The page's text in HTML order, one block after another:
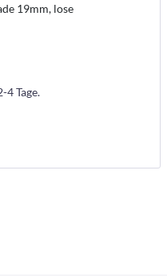
19mm, lose
Tage.